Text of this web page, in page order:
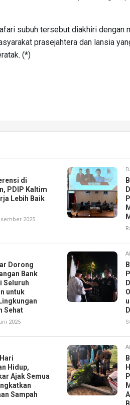
subuh tersebut diakhiri dengan
prasejahtera dan lansia
(*)
di
PDIP Kaltim
Lebih Baik
2025
Dorong
Bank
Seluruh
untuk
Sehat
2025
Hidup,
Ajak Semua
Sampah